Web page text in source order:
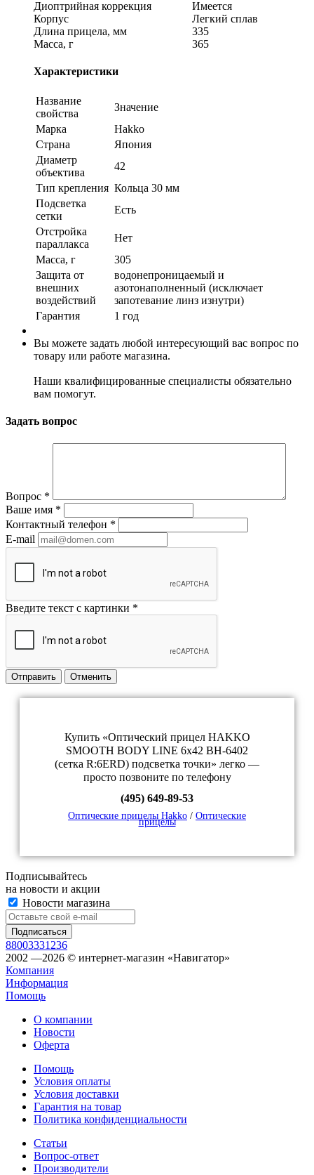
Диоптрийная коррекция
Имеется
Корпус
Легкий сплав
Длина прицела, мм
335
Масса, г
365
Характеристики
Название
свойства
Значение
Марка
Hakko
Страна
Япония
Диаметр
объектива
42
Тип крепления Кольца 30 мм
Подсветка
сетки
Есть
Отстройка
параллакса
Нет
Масса, г
305
Защита от
внешних
воздействий
водонепроницаемый и
азотонаполненный (исключает
запотевание линз изнутри)
Гарантия
1 год
Вы можете задать любой интересующий вас вопрос по
товару или работе магазина.
Наши квалифицированные специалисты обязательно
вам помогут.
Задать вопрос
Вопрос *
Ваше имя *
Контактный телефон *
E-mail
Введите текст с картинки *
Отправить Отменить
Купить «Оптический прицел HAKKO
SMOOTH BODY LINE 6x42 BH-6402
(сетка R:6ERD) подсветка точки» легко —
просто позвоните по телефону
(495) 649-89-53
Оптические прицелы Hakko / Оптические
прицелы
Подписывайтесь
на новости и акции
Новости магазина
88003331236
2002 —2026 © интернет-магазин «Навигатор»
Компания
Информация
Помощь
О компании
Новости
Оферта
Помощь
Условия оплаты
Условия доставки
Гарантия на товар
Политика конфиденциальности
Статьи
Вопрос-ответ
Производители